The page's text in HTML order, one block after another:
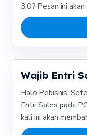
3.0? Pesan ini
Wajib Entri
Halo Pebisnis,
Entri Sales pada
kali ini akan